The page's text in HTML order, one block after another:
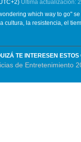
Última actualización:
which way to go"
cultura, la resistencia, el
TE INTERESEN
de Entretenimiento